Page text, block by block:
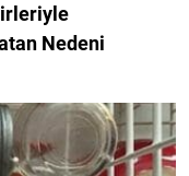
Nedeni